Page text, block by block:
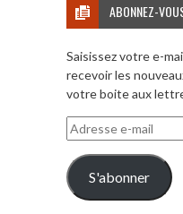
ABONNEZ-
Saisissez votre e-
recevoir les
votre boite aux
Adresse
e-
mail
S'abonner